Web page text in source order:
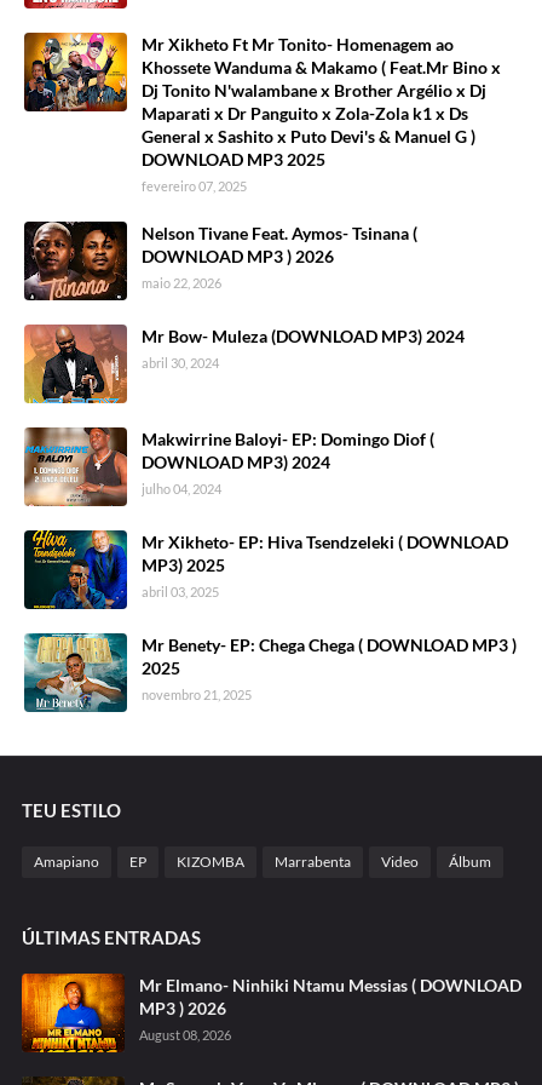
Mr Xikheto Ft Mr Tonito- Homenagem ao
Khossete Wanduma & Makamo ( Feat.Mr Bino x
Dj Tonito N'walambane x Brother Argélio x Dj
Maparati x Dr Panguito x Zola-Zola k1 x Ds
General x Sashito x Puto Devi's & Manuel G )
DOWNLOAD MP3 2025
fevereiro 07, 2025
Nelson Tivane Feat. Aymos- Tsinana (
DOWNLOAD MP3 ) 2026
maio 22, 2026
Mr Bow- Muleza (DOWNLOAD MP3) 2024
abril 30, 2024
Makwirrine Baloyi- EP: Domingo Diof (
DOWNLOAD MP3) 2024
julho 04, 2024
Mr Xikheto- EP: Hiva Tsendzeleki ( DOWNLOAD
MP3) 2025
abril 03, 2025
Mr Benety- EP: Chega Chega ( DOWNLOAD MP3 )
2025
novembro 21, 2025
TEU ESTILO
Amapiano EP KIZOMBA Marrabenta Video Álbum
ÚLTIMAS ENTRADAS
Mr Elmano- Ninhiki Ntamu Messias ( DOWNLOAD
MP3 ) 2026
August 08, 2026